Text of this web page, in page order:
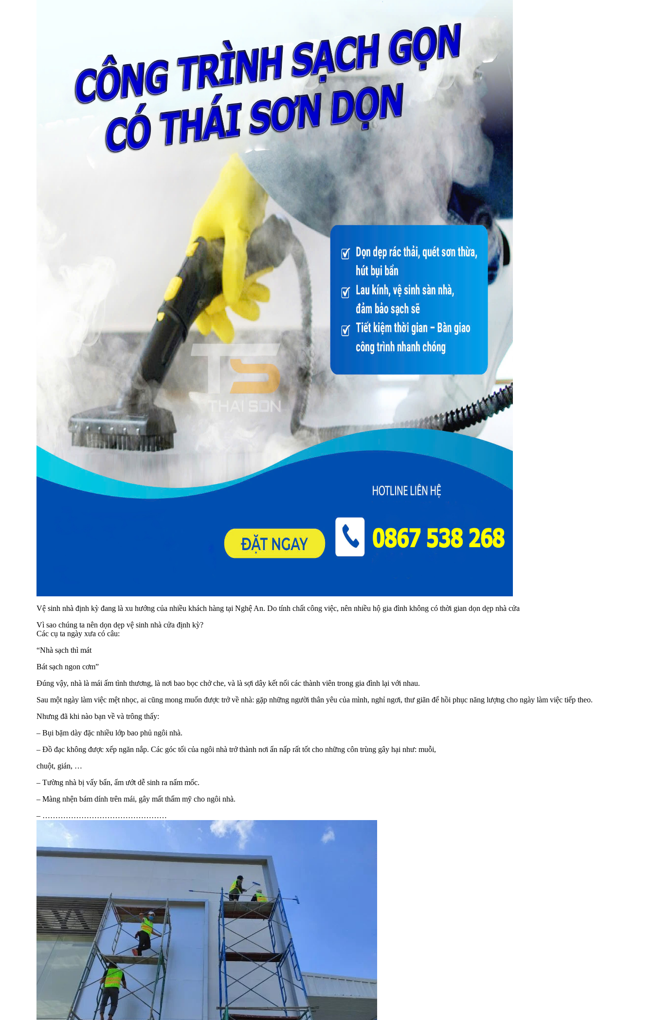
Vệ sinh nhà định kỳ đang là xu hướng của nhiều khách hàng tại Nghệ An. Do tính chất công việc, nên nhiều hộ gia đình không có thời gian dọn dẹp nhà cửa
Vì sao chúng ta nên dọn dẹp vệ sinh nhà cửa định kỳ?
Các cụ ta ngày xưa có câu:
“Nhà sạch thì mát
Bát sạch ngon cơm”
Đúng vậy, nhà là mái ấm tình thương, là nơi bao bọc chở che, và là sợi dây kết nối các thành viên trong gia đình lại với nhau.
Sau một ngày làm việc mệt nhọc, ai cũng mong muốn được trở về nhà: gặp những người thân yêu của mình, nghỉ ngơi, thư giãn để hồi phục năng lượng cho ngày làm việc tiếp theo.
Nhưng đã khi nào bạn về và trông thấy:
– Bụi bặm dày đặc nhiều lớp bao phủ ngôi nhà.
– Đồ đạc không được xếp ngăn nắp. Các góc tối của ngôi nhà trở thành nơi ẩn nấp rất tốt cho những côn trùng gây hại như: muỗi,
chuột, gián, …
– Tường nhà bị vấy bẩn, ẩm ướt dễ sinh ra nấm mốc.
– Màng nhện bám dính trên mái, gây mất thẩm mỹ cho ngôi nhà.
– …………………………………………